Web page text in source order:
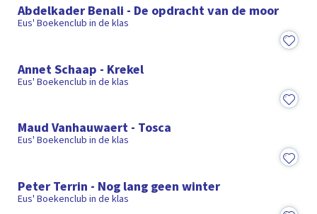
Abdelkader Benali - De opdracht van de moor
Eus' Boekenclub in de klas
Annet Schaap - Krekel
Eus' Boekenclub in de klas
Maud Vanhauwaert - Tosca
Eus' Boekenclub in de klas
Peter Terrin - Nog lang geen winter
Eus' Boekenclub in de klas